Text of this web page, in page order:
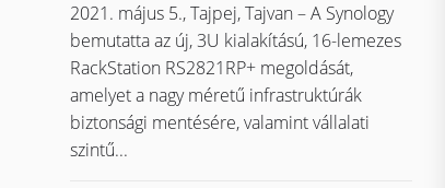
2021. május 5., Tajpej, Tajvan – A Synology
bemutatta az új, 3U kialakítású, 16-lemezes
RackStation RS2821RP+ megoldását,
amelyet a nagy méretű infrastruktúrák
biztonsági mentésére, valamint vállalati
szintű...